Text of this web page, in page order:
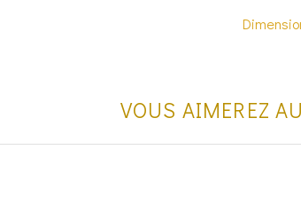
VOUS AIMEREZ